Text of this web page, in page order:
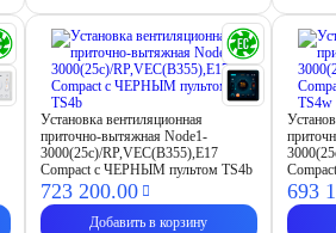
Установка вентиляционная
приточно-вытяжная Node1-
3000(25c)/RP,VEC(B355),E17
Compact с ЧЕРНЫМ пультом TS4b
723 200.00
Добавить в корзину
693